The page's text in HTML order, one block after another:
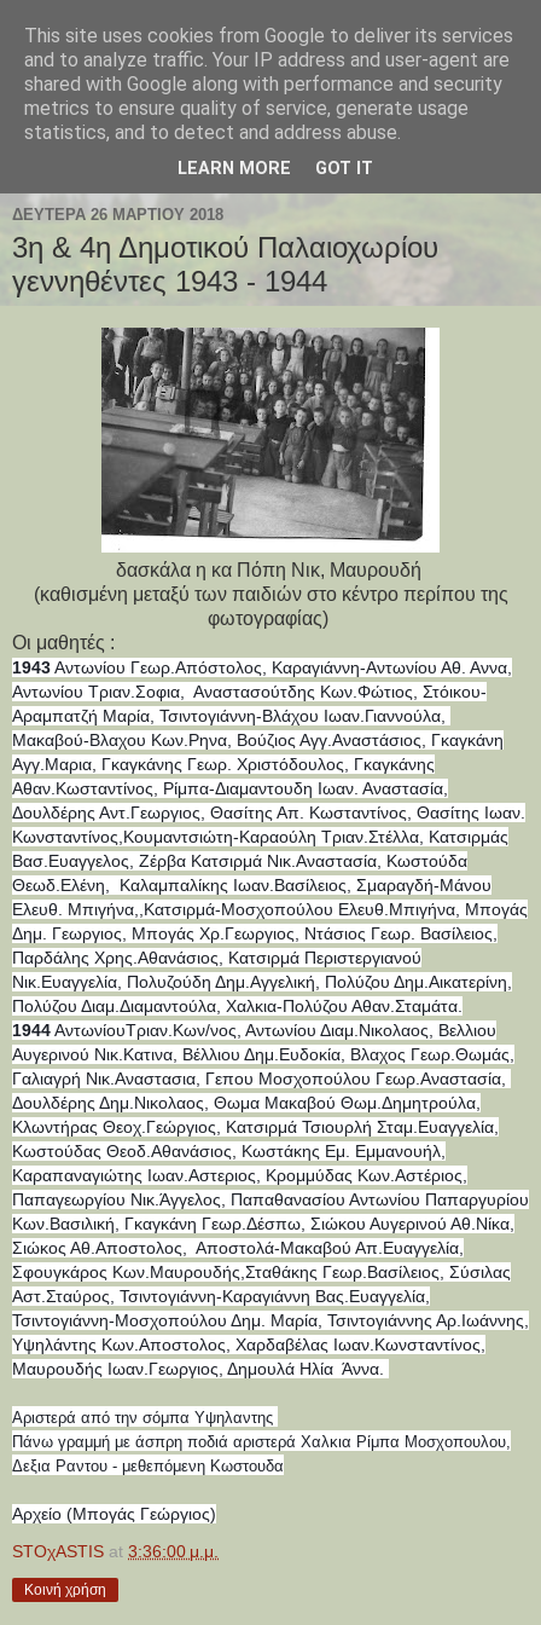
Παλαιοχώρι Χαλκιδικής
Palaiochori Chalkidiki - Paleochori (Chalkidiki) - Paleochóri
- Halkidiki Δήμος Αριστοτέλη, Κεντρική Μακεδονία, Ελλάδα
ΔΕΥΤΈΡΑ 26 ΜΑΡΤΊΟΥ 2018
3η & 4η Δημοτικού Παλαιοχωρίου
γεννηθέντες 1943 - 1944
δασκάλα η κα Πόπη Νικ, Μαυρουδή
(καθισμένη μεταξύ των παιδιών στο κέντρο περίπου της
φωτογραφίας)
Οι μαθητές :
1943Αντωνίου Γεωρ.Απόστολος, Καραγιάννη-Αντωνίου Αθ. Αννα,
Αντωνίου Τριαν.Σοφια, Αναστασούτδης Κων.Φώτιος, Στόικου-
Αραμπατζή Μαρία, Τσιντογιάννη-Βλάχου Ιωαν.Γιαννούλα,
Μακαβού-Βλαχου Κων.Ρηνα, Βούζιος Αγγ.Αναστάσιος, Γκαγκάνη
Αγγ.Μαρια, Γκαγκάνης Γεωρ. Χριστόδουλος, Γκαγκάνης
Αθαν.Κωσταντίνος, Ρίμπα-Διαμαντουδη Ιωαν. Αναστασία,
Δουλδέρης Αντ.Γεωργιος, Θασίτης Απ. Κωσταντίνος, Θασίτης Ιωαν.
Κωνσταντίνος,Κουμαντσιώτη-Καραούλη Τριαν.Στέλλα, Κατσιρμάς
Βασ.Ευαγγελος, Ζέρβα Κατσιρμά Νικ.Αναστασία, Κωστούδα
Θεωδ.Ελένη, Καλαμπαλίκης Ιωαν.Βασίλειος, Σμαραγδή-Μάνου
Ελευθ. Μπιγήνα,,Κατσιρμά-Μοσχοπούλου Ελευθ.Μπιγήνα, Μπογάς
Δημ. Γεωργιος, Μπογάς Χρ.Γεωργιος, Ντάσιος Γεωρ. Βασίλειος,
Παρδάλης Χρης.Αθανάσιος, Κατσιρμά Περιστεργιανού
Νικ.Ευαγγελία, Πολυζούδη Δημ.Αγγελική, Πολύζου Δημ.Αικατερίνη,
Πολύζου Διαμ.Διαμαντούλα, Χαλκια-Πολύζου Αθαν.Σταμάτα.
1944ΑντωνίουΤριαν.Κων/νος, Αντωνίου Διαμ.Νικολαος, Βελλιου
Αυγερινού Νικ.Κατινα, Βέλλιου Δημ.Ευδοκία, Βλαχος Γεωρ.Θωμάς,
Γαλιαγρή Νικ.Αναστασια, Γεπου Μοσχοπούλου Γεωρ.Αναστασία,
Δουλδέρης Δημ.Νικολαος, Θωμα Μακαβού Θωμ.Δημητρούλα,
Κλωντήρας Θεοχ.Γεώργιος, Κατσιρμά Τσιουρλή Σταμ.Ευαγγελία,
Κωστούδας Θεοδ.Αθανάσιος, Κωστάκης Εμ. Εμμανουήλ,
Καραπαναγιώτης Ιωαν.Αστεριος, Κρομμύδας Κων.Αστέριος,
Παπαγεωργίου Νικ.Άγγελος, Παπαθανασίου Αντωνίου Παπαργυρίου
Κων.Βασιλική, Γκαγκάνη Γεωρ.Δέσπω, Σιώκου Αυγερινού Αθ.Νίκα,
Σιώκος Αθ.Αποστολος, Αποστολά-Μακαβού Απ.Ευαγγελία,
Σφουγκάρος Κων.Μαυρουδής,Σταθάκης Γεωρ.Βασίλειος, Σύσιλας
Αστ.Σταύρος, Τσιντογιάννη-Καραγιάννη Βας.Ευαγγελία,
Τσιντογιάννη-Μοσχοπούλου Δημ. Μαρία, Τσιντογιάννης Αρ.Ιωάννης,
Υψηλάντης Κων.Αποστολος, Χαρδαβέλας Ιωαν.Κωνσταντίνος,
Μαυρουδής Ιωαν.Γεωργιος, Δημουλά Ηλία Άννα.
Αριστερά από την σόμπα Υψηλαντης
Πάνω γραμμή με άσπρη ποδιά αριστερά Χαλκια Ρίμπα Μοσχοπουλου,
Δεξια Ραντου - μεθεπόμενη Κωστουδα
Αρχείο (Μπογάς Γεώργιος)
STOχASTIS at 3:36:00 μ.μ.
Κοινή χρήση
This site uses cookies from Google to deliver its services
and to analyze traffic. Your IP address and user-agent are
shared with Google along with performance and security
metrics to ensure quality of service, generate usage
statistics, and to detect and address abuse.
LEARN MORE GOT IT